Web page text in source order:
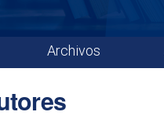
Archivos